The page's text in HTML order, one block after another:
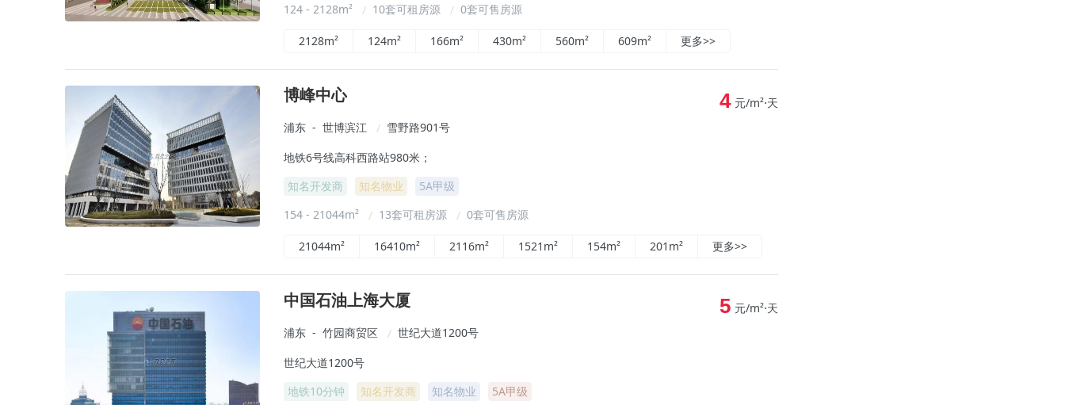
124 - 2128m²
/ 10套可租房源 / 0套可售房源
2128m² 124m² 166m² 430m² 560m² 609m² 更多>>
博峰中心
浦东 - 世博滨江 / 雪野路901号
地铁6号线高科西路站980米；
知名开发商
知名物业
5A甲级
154 - 21044m²
/ 13套可租房源 / 0套可售房源
4 元/m²⋅天
21044m² 16410m² 2116m² 1521m² 154m² 201m² 更多>>
中国石油上海大厦
浦东 - 竹园商贸区 / 世纪大道1200号
世纪大道1200号
地铁10分钟
知名开发商 知名物业
5A甲级
5 元/m²⋅天